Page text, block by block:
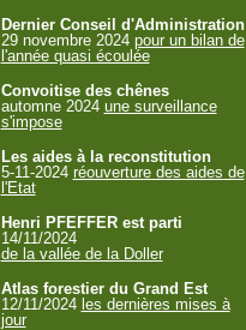
Dernier Conseil d'Administration
29 novembre 2024 pour un bilan de
l'année quasi écoulée
Convoitise des chênes
automne 2024 une surveillance
s'impose
Les aides à la reconstitution
5-11-2024 réouverture des aides de
l'Etat
Henri PFEFFER est parti
14/11/2024
de la vallée de la Doller
Atlas forestier du Grand Est
12/11/2024 les dernières mises à
jour